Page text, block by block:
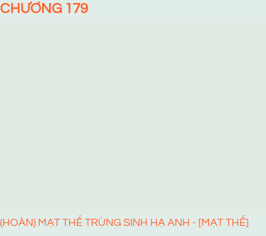
CHƯƠNG 179
(HOÀN) MẠT THẾ TRÙNG SINH HẠ ANH - [MẠT THẾ]